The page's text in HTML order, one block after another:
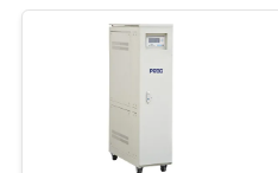
COMPANY